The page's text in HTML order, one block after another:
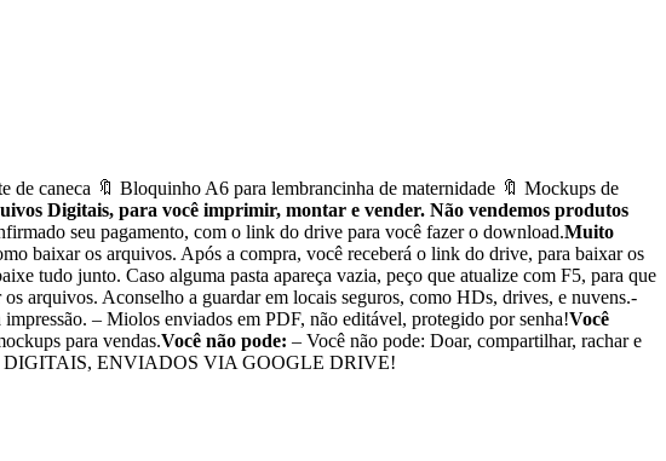
caneca 🔖 Bloquinho A6 para lembrancinha de maternidade 🔖 Mockups de
Digitais, para você imprimir, montar e vender. Não vendemos produtos
seu pagamento, com o link do drive para você fazer o download.Muito
baixar os arquivos. Após a compra, você receberá o link do drive, para baixar os
tudo junto. Caso alguma pasta apareça vazia, peço que atualize com F5, para que
arquivos. Aconselho a guardar em locais seguros, como HDs, drives, e nuvens.-
– Miolos enviados em PDF, não editável, protegido por senha!Você
para vendas.Você não pode: – Você não pode: Doar, compartilhar, rachar e
DIGITAIS, ENVIADOS VIA GOOGLE DRIVE!